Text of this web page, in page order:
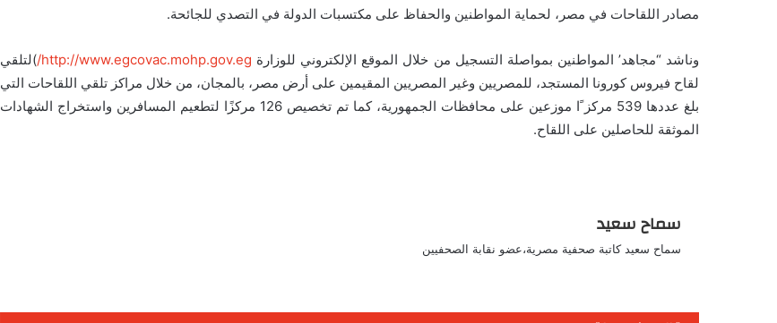
مصادر اللقاحات في مصر، لحماية المواطنين والحفاظ على مكتسبات الدولة في التصدي للجائحة.
وناشد “مجاهد’ المواطنين بمواصلة التسجيل من خلال الموقع الإلكتروني للوزارة http://www.egcovac.mohp.gov.eg/ )لتلقي
لقاح فيروس كورونا المستجد، للمصريين وغير المصريين المقيمين على أرض مصر، بالمجان، من خلال مراكز تلقي اللقاحات التي
بلغ عددها 539 مركز ًا موزعين على محافظات الجمهورية، كما تم تخصيص 126 مركزًا لتطعيم المسافرين واستخراج الشهادات
الموثقة للحاصلين على اللقاح.
سماح سعيد
سماح سعيد كاتبة صحفية مصرية،عضو نقابة الصحفيين